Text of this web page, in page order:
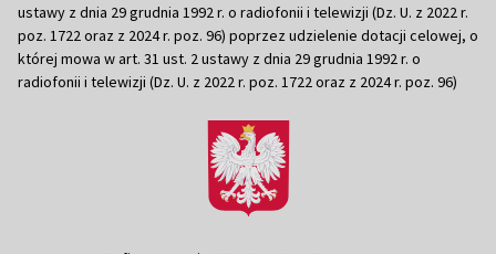
ustawy z dnia 29 grudnia 1992 r. o radiofonii i telewizji (Dz. U. z 2022 r.
poz. 1722 oraz z 2024 r. poz. 96) poprzez udzielenie dotacji celowej, o
której mowa w art. 31 ust. 2 ustawy z dnia 29 grudnia 1992 r. o
radiofonii i telewizji (Dz. U. z 2022 r. poz. 1722 oraz z 2024 r. poz. 96)